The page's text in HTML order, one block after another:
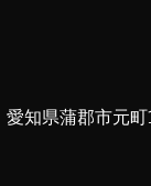
愛知県蒲郡市元町